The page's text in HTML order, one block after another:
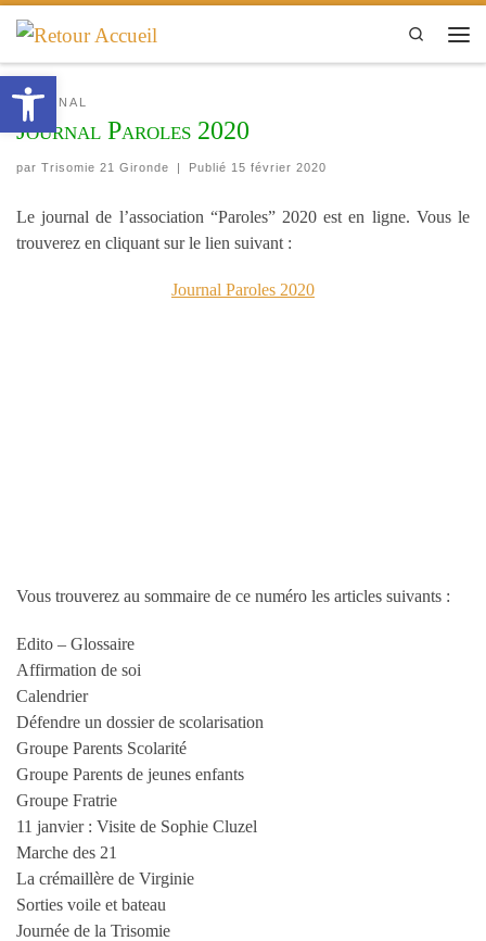
Passer au contenu
Search
JOURNAL
Journal Paroles 2020
par Trisomie 21 Gironde | Publié 15 février 2020
Le journal de l’association “Paroles” 2020 est en ligne. Vous le
trouverez en cliquant sur le lien suivant :
Journal Paroles 2020
Vous trouverez au sommaire de ce numéro les articles suivants :
Edito – Glossaire
Affirmation de soi
Calendrier
Défendre un dossier de scolarisation
Groupe Parents Scolarité
Groupe Parents de jeunes enfants
Groupe Fratrie
11 janvier : Visite de Sophie Cluzel
Marche des 21
La crémaillère de Virginie
Sorties voile et bateau
Journée de la Trisomie
Ouvrir la barre d’outils